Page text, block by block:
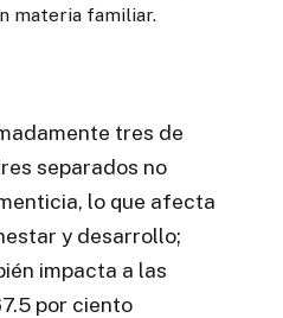
materia familiar.
tres de
separados no
lo que afecta
y desarrollo;
impacta a las
por ciento